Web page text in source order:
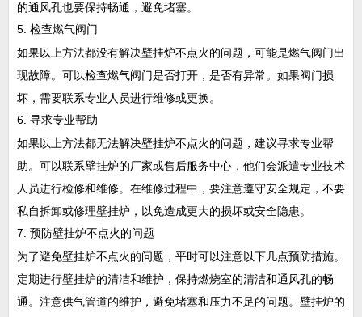
的通风孔也要保持畅通，避免堵塞。
5. 检查燃气阀门
如果以上方法都没有解决壁挂炉不点火的问题，可能是燃气阀门出
现故障。可以检查燃气阀门是否打开，是否有异常。如果阀门损
坏，需要联系专业人员进行维修或更换。
6. 寻求专业帮助
如果以上方法都无法解决壁挂炉不点火的问题，建议寻求专业帮
助。可以联系壁挂炉的厂家或售后服务中心，他们会派遣专业技术
人员进行检修和维修。在维修过程中，要注意遵守安全规定，不要
私自拆卸或修理壁挂炉，以免造成更大的损坏或安全隐患。
7. 预防壁挂炉不点火的问题
为了避免壁挂炉不点火的问题，平时可以注意以下几点预防措施。
定期进行壁挂炉的清洁和维护，保持燃烧室的清洁和通风孔的畅
通。注意供气管道的维护，避免堵塞和压力不足的问题。壁挂炉的